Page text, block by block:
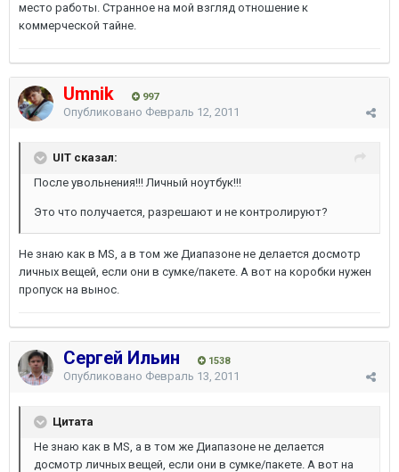
место работы. Странное на мой взгляд отношение к
коммерческой тайне.
Umnik 997
Опубликовано Февраль 12, 2011
UIT сказал:
После увольнения!!! Личный ноутбук!!!
Это что получается, разрешают и не контролируют?
Не знаю как в MS, а в том же Диапазоне не делается досмотр
личных вещей, если они в сумке/пакете. А вот на коробки нужен
пропуск на вынос.
Сергей Ильин 1538
Опубликовано Февраль 13, 2011
Цитата
Не знаю как в MS, а в том же Диапазоне не делается
досмотр личных вещей, если они в сумке/пакете. А вот на